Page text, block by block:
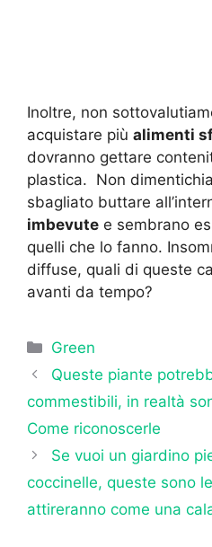
Inoltre, non
acquistare più alimenti
dovranno gettare
plastica. Non
sbagliato buttare
imbevute e sembrano
quelli che lo fanno.
diffuse, quali di queste
avanti da tempo?
Categorie
Green
Queste piante
commestibili, in realtà
Come riconoscerle
Se vuoi un giardino
coccinelle, queste sono
attireranno come una